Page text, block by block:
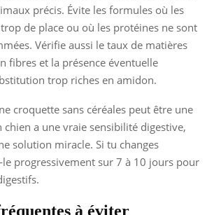
précis. Évite les formules où les
de place ou où les protéines ne sont
Vérifie aussi le taux de matières
fibres et la présence éventuelle
trop riches en amidon.
croquette sans céréales peut être une
a une vraie sensibilité digestive,
solution miracle. Si tu changes
le progressivement sur 7 à 10 jours pour
à éviter